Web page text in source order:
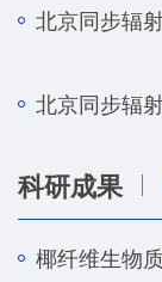
科研成果